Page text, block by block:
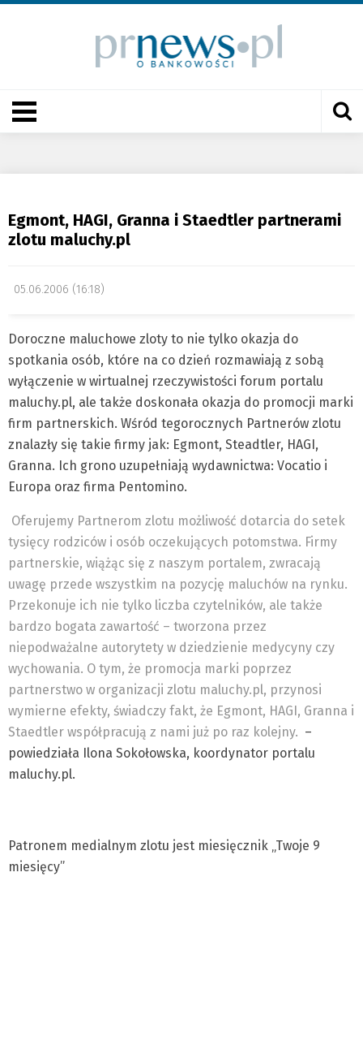
Egmont, HAGI, Granna i Staedtler partnerami
zlotu maluchy.pl
05.06.2006 (16:18)
Doroczne maluchowe zloty to nie tylko okazja do
spotkania osób, które na co dzień rozmawiają z sobą
wyłączenie w wirtualnej rzeczywistości forum portalu
maluchy.pl, ale także doskonała okazja do promocji marki
firm partnerskich. Wśród tegorocznych Partnerów zlotu
znalazły się takie firmy jak: Egmont, Steadtler, HAGI,
Granna. Ich grono uzupełniają wydawnictwa: Vocatio i
Europa oraz firma Pentomino.
Oferujemy Partnerom zlotu możliwość dotarcia do setek
tysięcy rodziców i osób oczekujących potomstwa. Firmy
partnerskie, wiążąc się z naszym portalem, zwracają
uwagę przede wszystkim na pozycję maluchów na rynku.
Przekonuje ich nie tylko liczba czytelników, ale także
bardzo bogata zawartość – tworzona przez
niepodważalne autorytety w dziedzienie medycyny czy
wychowania. O tym, że promocja marki poprzez
partnerstwo w organizacji zlotu maluchy.pl, przynosi
wymierne efekty, świadczy fakt, że Egmont, HAGI, Granna i
Staedtler współpracują z nami już po raz kolejny. –
powiedziała Ilona Sokołowska, koordynator portalu
maluchy.pl.
Patronem medialnym zlotu jest miesięcznik „Twoje 9
miesięcy”